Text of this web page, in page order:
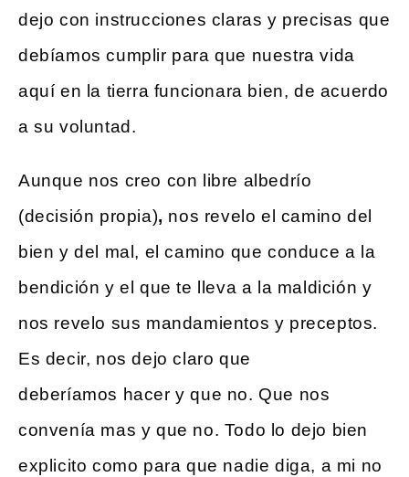
dejo con instrucciones claras y precisas que
debíamos cumplir para que nuestra vida
aquí en la tierra funcionara bien, de acuerdo
a su voluntad.
Aunque nos creo con libre albedrío
(decisión propia), nos revelo el camino del
bien y del mal, el camino que conduce a la
bendición y el que te lleva a la maldición y
nos revelo sus mandamientos y preceptos.
Es decir, nos dejo claro que
deberíamos hacer y que no. Que nos
convenía mas y que no. Todo lo dejo bien
explicito como para que nadie diga, a mi no